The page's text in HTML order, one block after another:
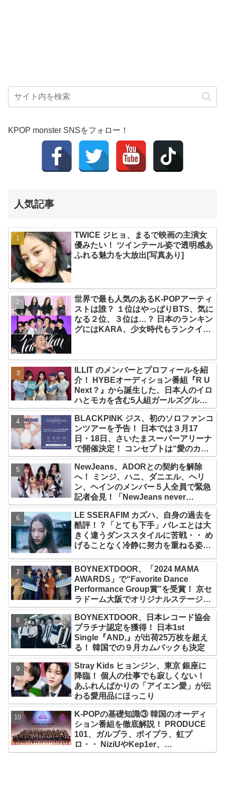
KPOP monster SNSをフォロー！
人気記事
TWICE ジヒョ、まるで映画の主演女
優みたい！ ツインテール姿で透明感あ
ふれる魅力を大放出[写真あり]
世界で最も人気のあるK-POPアーティ
ストは誰？ １位はやっぱりBTS、気に
なる２位、３位は…？ 日本のランキン
グにはKARA、少女時代もランクイ
ILLIT のメンバーとプロフィールを紹
介！ HYBEオーディション番組『R U
Next？』から誕生した、日本人のイロ
ハとモカを含む5人組ガールズグルー
プ！ デビュー曲「Magnetic」がいき
なりの大ヒット
BLACKPINK ジス、初のソロファンコ
ンツアーを予告！ 日本では３月17
日・18日、さいたまスーパーアリーナ
で開催決定！ コンセプトは“愛のカケ
ラ”！？ 14日には新アルバム
『AMORTAGE』もリリース
NewJeans、ADORとの契約を解除
へ！ ミンジ、ハニ、ダニエル、ヘリ
ン、ヘインのメンバー５人全員で緊急
記者会見！「NewJeans never
dies!」と微笑みの宣言！ ADOR側、
2029年まで契約有効と主張
LE SSERAFIM カズハ、自身の過去を
酷評！？「とても下手」バレエとは大
きく違うダンススタイルに苦戦・・ め
げることなく冷静に努力を重ねる姿に
BOYNEXTDOOR、「2024 MAMA
AWARDS」で“Favorite Dance
Performance Group賞”を受賞！ 京セ
ラドーム大阪でオリジナルステージパ
フォーマンス披露！ 卒業パーティーを
コンセプトにスーツで魅了【動画あ
り】
BOYNEXTDOOR、日本レコード協会
プラチナ認定を獲得！ 日本1st
Single『AND,』が出荷25万枚を超え
る！ 韓国での９月カムバックも決定
Stray Kids ヒョンジン、東京 銀座に
降臨！ 個人の仕事でも寂しくない！
あふれんばかりの「アイエン愛」が伝
わる愛用品にほっこり
K-POPの基礎知識③ 韓国のオーディ
ション番組を徹底解説！ PRODUCE
101、ガルプラ、ボイプラ、虹プ
ロ・・ NiziUやKep1er、
ZEROBASEONEら人気グループが